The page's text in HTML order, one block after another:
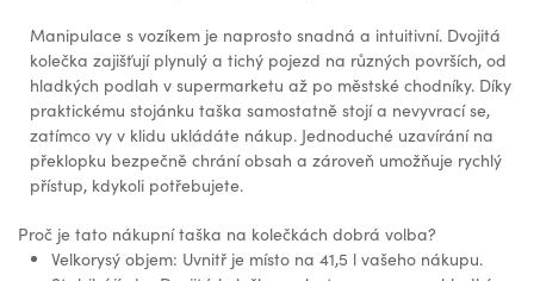
Manipulace s vozíkem je naprosto snadná a intuitivní. Dvojitá
kolečka zajišťují plynulý a tichý pojezd na různých površích, od
hladkých podlah v supermarketu až po městské chodníky. Díky
praktickému stojánku taška samostatně stojí a nevyvrací se,
zatímco vy v klidu ukládáte nákup. Jednoduché uzavírání na
překlopku bezpečně chrání obsah a zároveň umožňuje rychlý
přístup, kdykoli potřebujete.
Proč je tato nákupní taška na kolečkách dobrá volba?
Velkorysý objem: Uvnitř je místo na 41,5 l vašeho nákupu.